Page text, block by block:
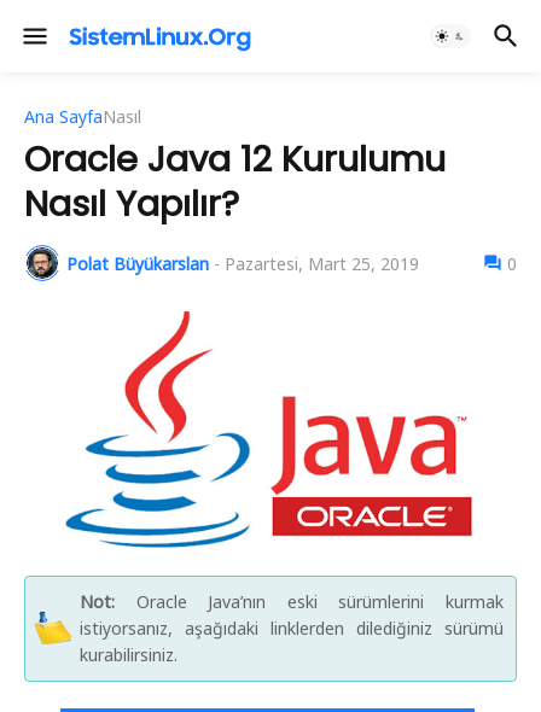
Ana SayfaNasıl
Oracle Java 12 Kurulumu
Nasıl Yapılır?
Polat Büyükarslan - Pazartesi, Mart 25, 2019 0
Not: Oracle Java’nın eski sürümlerini kurmak
istiyorsanız, aşağıdaki linklerden dilediğiniz sürümü
kurabilirsiniz.